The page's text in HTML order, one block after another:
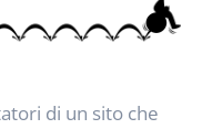
di un sito che